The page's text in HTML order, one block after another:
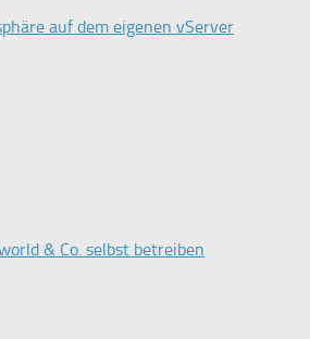
auf dem eigenen vServer
& Co. selbst betreiben